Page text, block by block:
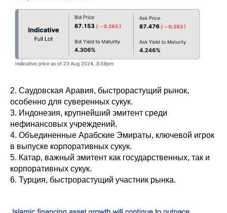
2. Саудовская Аравия, быстрорастущий рынок,
особенно для суверенных сукук.
3. Индонезия, крупнейший эмитент среди
нефинансовых учреждений.
4. Объединенные Арабские Эмираты, ключевой игрок
в выпуске корпоративных сукук.
5. Катар, важный эмитент как государственных, так и
корпоративных сукук.
6. Турция, быстрорастущий участник рынка.